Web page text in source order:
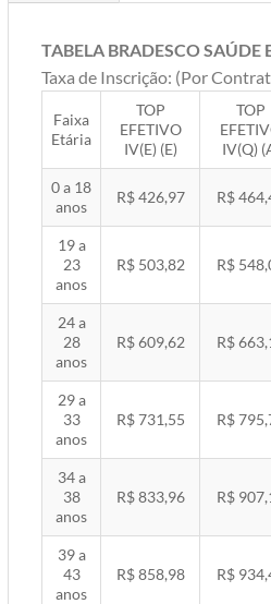
TABELA BRADESCO
Taxa de Inscrição: (Por
Faixa
Etária
TOP
EFETIVO
IV(E) (E)
TOP
IV(Q)
0 a 18
anos
R$ 426,97 R$
19 a
23
anos
R$ 503,82 R$
24 a
28
anos
R$ 609,62 R$
29 a
33
anos
R$ 731,55 R$
34 a
38
anos
R$ 833,96 R$
39 a
43
anos
R$ 858,98 R$